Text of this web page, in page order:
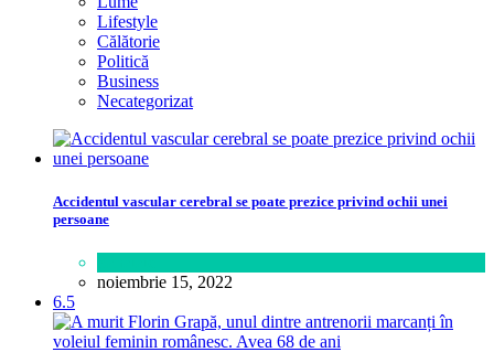
Lifestyle
Călătorie
Politică
Business
Necategorizat
Accidentul vascular cerebral se poate prezice privind ochii unei
persoane
noiembrie 15, 2022
6.5